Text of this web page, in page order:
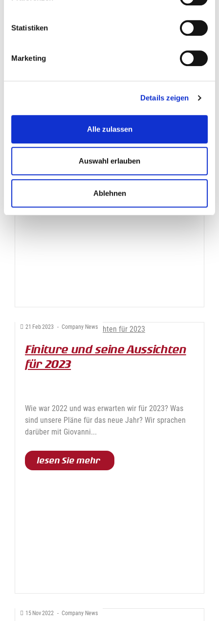
Statistiken
Marketing
Details zeigen
Alle zulassen
Auswahl erlauben
Ablehnen
Herzlich wilkommen Lucas!
begonnen: Wir haben unser Vertriebsteam erweitert
und einen weiteren...
lesen Sie mehr
21 Feb2023 - Company News
Finiture und seine Aussichten
für 2023
Wie war 2022 und was erwarten wir für 2023? Was
sind unsere Pläne für das neue Jahr? Wir sprachen
darüber mit Giovanni...
lesen Sie mehr
15Nov2022 - Company News